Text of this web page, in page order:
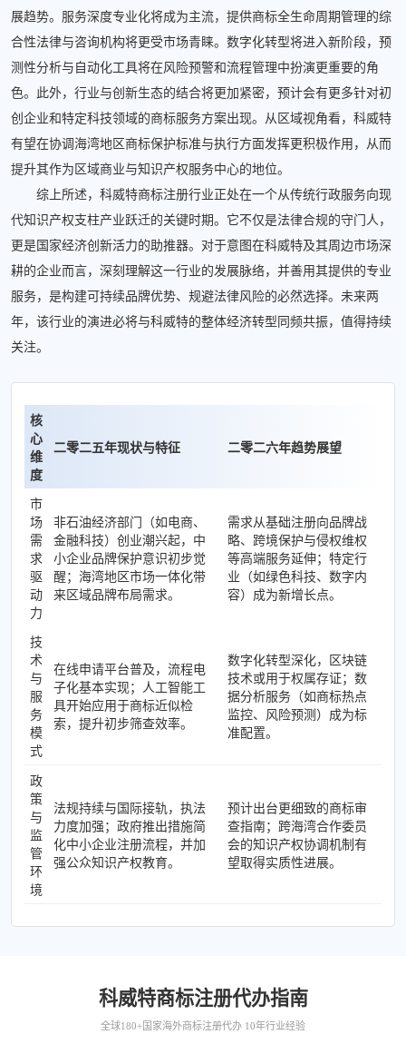
展趋势。服务深度专业化将成为主流，提供商标全生命周期管理的综
合性法律与咨询机构将更受市场青睐。数字化转型将进入新阶段，预
测性分析与自动化工具将在风险预警和流程管理中扮演更重要的角
色。此外，行业与创新生态的结合将更加紧密，预计会有更多针对初
创企业和特定科技领域的商标服务方案出现。从区域视角看，科威特
有望在协调海湾地区商标保护标准与执行方面发挥更积极作用，从而
提升其作为区域商业与知识产权服务中心的地位。
综上所述，科威特商标注册行业正处在一个从传统行政服务向现
代知识产权支柱产业跃迁的关键时期。它不仅是法律合规的守门人，
更是国家经济创新活力的助推器。对于意图在科威特及其周边市场深
耕的企业而言，深刻理解这一行业的发展脉络，并善用其提供的专业
服务，是构建可持续品牌优势、规避法律风险的必然选择。未来两
年，该行业的演进必将与科威特的整体经济转型同频共振，值得持续
关注。
核
心
维
度
二零二五年现状与特征 二零二六年趋势展望
市
场
需
求
驱
动
力
非石油经济部门（如电商、
金融科技）创业潮兴起，中
小企业品牌保护意识初步觉
醒；海湾地区市场一体化带
来区域品牌布局需求。
需求从基础注册向品牌战
略、跨境保护与侵权维权
等高端服务延伸；特定行
业（如绿色科技、数字内
容）成为新增长点。
技
术
与
服
务
模
式
在线申请平台普及，流程电
子化基本实现；人工智能工
具开始应用于商标近似检
索，提升初步筛查效率。
数字化转型深化，区块链
技术或用于权属存证；数
据分析服务（如商标热点
监控、风险预测）成为标
准配置。
政
策
与
监
管
环
境
法规持续与国际接轨，执法
力度加强；政府推出措施简
化中小企业注册流程，并加
强公众知识产权教育。
预计出台更细致的商标审
查指南；跨海湾合作委员
会的知识产权协调机制有
望取得实质性进展。
科威特商标注册代办指南
全球180+国家海外商标注册代办 10年行业经验